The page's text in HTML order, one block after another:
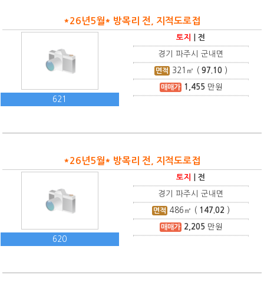
*26년5월* 방목리 전, 지적도로접
621
토지 |전
경기 파주시 군내면
면적 321 ㎡ (97.10 )
매매가 1,455 만원
*26년5월* 방목리 전, 지적도로접
620
토지 |전
경기 파주시 군내면
면적 486 ㎡ ( 147.02 )
매매가 2,205 만원